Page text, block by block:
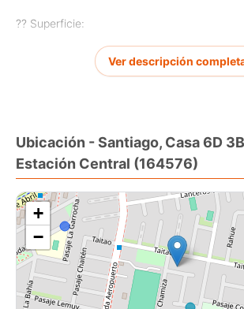
?? Superficie:
164 m construidos
202 m de terreno
6 dormitorios
3 baños
Living y comedor amplios
Cocina funcional
2 bodegas
?? Estacionamiento para 3 vehículos
2 al interior
1 exterior
Ver descripción
Ubicación - Santiago, Casa 6D
Estación Central (164576)
+
−